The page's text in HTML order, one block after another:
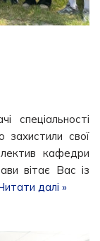
спеціальності
захистили свої
кафедри
вітає Вас із
далі »